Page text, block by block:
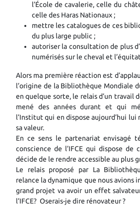
l’École de cavalerie, celle du
celle des Haras Nationaux ;
mettre les catalogues de ces
du plus large public ;
autoriser la consultation de plus
numérisés sur le cheval et
Alors ma première réaction est
l’origine de la Bibliothèque Mondiale
en quelque sorte, le relais d’un travail
mené des années durant et qui
l’Institut qui en dispose aujourd’hui
sa valeur.
En ce sens le partenariat envisagé
conscience de l’IFCE qui dispose
décide de le rendre accessible au plus
Le relais proposé par La
relance la dynamique que nous avions
grand projet va avoir un effet
l’IFCE? Oserais-je dire rénovateur ?